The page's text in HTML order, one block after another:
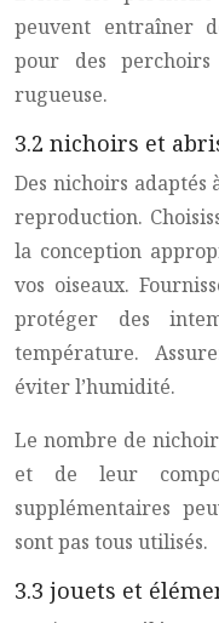
peuvent entraîner
pour des
rugueuse.
3.2 nichoirs et
Des nichoirs adaptés
reproduction.
la conception
vos oiseaux.
protéger des
température.
éviter l’humidité.
Le nombre de
et de leur
supplémentaires
sont pas tous utilisés.
3.3 jouets et